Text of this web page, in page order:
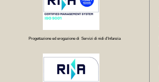
Progettazione ed erogazione di Servizi di nidi d’Infanzia